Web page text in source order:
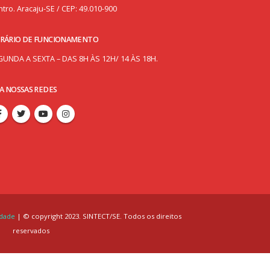
Aracaju-SE / CEP: 49.010-900
DE FUNCIONAMENTO
A SEXTA – DAS 8H ÀS 12H/ 14 ÀS 18H.
NOSSAS REDES
| © copyright 2023. SINTECT/SE. Todos os direitos
reservados